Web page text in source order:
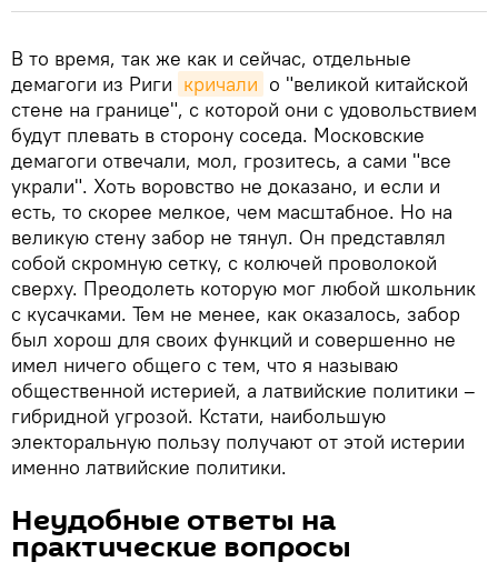
В то время, так же как и сейчас, отдельные
демагоги из Риги кричали о "великой китайской
стене на границе", с которой они с удовольствием
будут плевать в сторону соседа. Московские
демагоги отвечали, мол, грозитесь, а сами "все
украли". Хоть воровство не доказано, и если и
есть, то скорее мелкое, чем масштабное. Но на
великую стену забор не тянул. Он представлял
собой скромную сетку, с колючей проволокой
сверху. Преодолеть которую мог любой школьник
с кусачками. Тем не менее, как оказалось, забор
был хорош для своих функций и совершенно не
имел ничего общего с тем, что я называю
общественной истерией, а латвийские политики –
гибридной угрозой. Кстати, наибольшую
электоральную пользу получают от этой истерии
именно латвийские политики.
Неудобные ответы на
практические вопросы